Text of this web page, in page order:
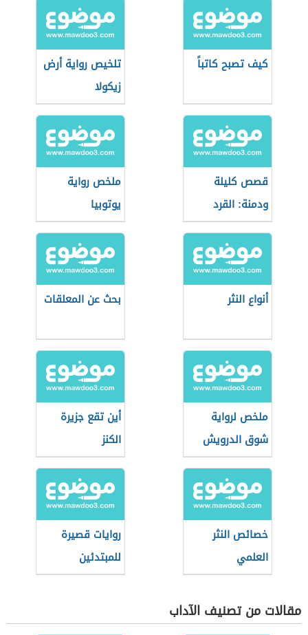
كيف تصبح كاتباً
تلخيص رواية أرض
زيكولا
قصص كليلة
ودمنة: القرد
والنجار
ملخص رواية
يوتوبيا
أنواع النثر بحث عن المعلقات
ملخص لرواية
شوق الدرويش
أين تقع جزيرة
الكنز
خصائص النثر
العلمي
روايات قصيرة
للمبتدئين
مقالات من تصنيف الآداب